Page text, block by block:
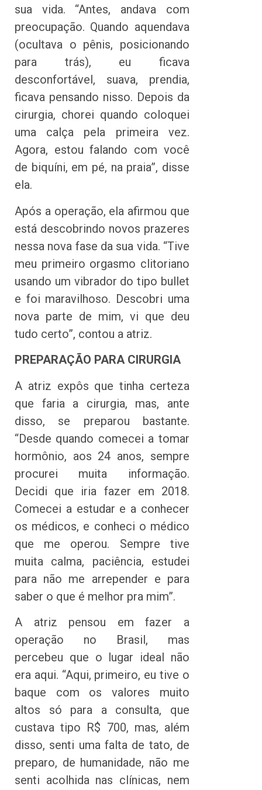
sua vida. “Antes, andava com
preocupação. Quando aquendava
(ocultava o pênis, posicionando
para trás), eu ficava
desconfortável, suava, prendia,
ficava pensando nisso. Depois da
cirurgia, chorei quando coloquei
uma calça pela primeira vez.
Agora, estou falando com você
de biquíni, em pé, na praia”, disse
ela.
Após a operação, ela afirmou que
está descobrindo novos prazeres
nessa nova fase da sua vida. “Tive
meu primeiro orgasmo clitoriano
usando um vibrador do tipo bullet
e foi maravilhoso. Descobri uma
nova parte de mim, vi que deu
tudo certo”, contou a atriz.
PREPARAÇÃO PARA CIRURGIA
A atriz expôs que tinha certeza
que faria a cirurgia, mas, ante
disso, se preparou bastante.
“Desde quando comecei a tomar
hormônio, aos 24 anos, sempre
procurei muita informação.
Decidi que iria fazer em 2018.
Comecei a estudar e a conhecer
os médicos, e conheci o médico
que me operou. Sempre tive
muita calma, paciência, estudei
para não me arrepender e para
saber o que é melhor pra mim”.
A atriz pensou em fazer a
operação no Brasil, mas
percebeu que o lugar ideal não
era aqui. “Aqui, primeiro, eu tive o
baque com os valores muito
altos só para a consulta, que
custava tipo R$ 700, mas, além
disso, senti uma falta de tato, de
preparo, de humanidade, não me
senti acolhida nas clínicas, nem